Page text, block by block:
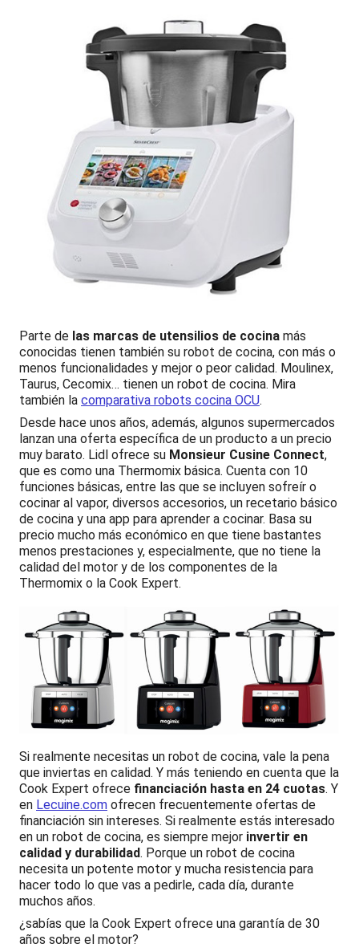
Parte de las marcas de utensilios de cocina más
conocidas tienen también su robot de cocina, con más o
menos funcionalidades y mejor o peor calidad. Moulinex,
Taurus, Cecomix… tienen un robot de cocina. Mira
también la comparativa robots cocina OCU.
Desde hace unos años, además, algunos supermercados
lanzan una oferta específica de un producto a un precio
muy barato. Lidl ofrece su Monsieur Cusine Connect,
que es como una Thermomix básica. Cuenta con 10
funciones básicas, entre las que se incluyen sofreír o
cocinar al vapor, diversos accesorios, un recetario básico
de cocina y una app para aprender a cocinar. Basa su
precio mucho más económico en que tiene bastantes
menos prestaciones y, especialmente, que no tiene la
calidad del motor y de los componentes de la
Thermomix o la Cook Expert.
Si realmente necesitas un robot de cocina, vale la pena
que inviertas en calidad. Y más teniendo en cuenta que la
Cook Expert ofrece financiación hasta en 24 cuotas. Y
en Lecuine.com ofrecen frecuentemente ofertas de
financiación sin intereses. Si realmente estás interesado
en un robot de cocina, es siempre mejor invertir en
calidad y durabilidad. Porque un robot de cocina
necesita un potente motor y mucha resistencia para
hacer todo lo que vas a pedirle, cada día, durante
muchos años.
¿sabías que la Cook Expert ofrece una garantía de 30
años sobre el motor?